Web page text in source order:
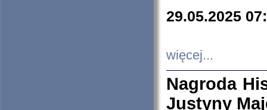
29.05.2025
więcej...
Nagroda
Justyny